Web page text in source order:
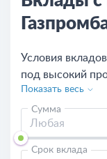
Условия
под высокий
Сравните
возможностью
Показать весь
Сумма
Срок вклада